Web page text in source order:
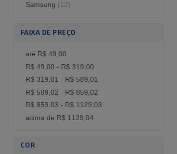
Samsung (12)
FAIXA DE PREÇO
até R$ 49,00
R$ 49,00 - R$ 319,00
R$ 319,01 - R$ 589,01
R$ 589,02 - R$ 859,02
R$ 859,03 - R$ 1129,03
acima de R$ 1129,04
COR